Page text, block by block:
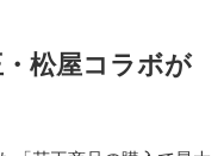
松屋コラボが